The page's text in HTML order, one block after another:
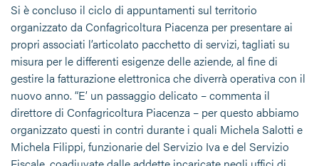
Si è concluso il ciclo di appuntamenti sul territorio
organizzato da Confagricoltura Piacenza per presentare ai
propri associati l’articolato pacchetto di servizi, tagliati su
misura per le differenti esigenze delle aziende, al fine di
gestire la fatturazione elettronica che diverrà operativa con il
nuovo anno. “E’ un passaggio delicato – commenta il
direttore di Confagricoltura Piacenza – per questo abbiamo
organizzato questi in contri durante i quali Michela Salotti e
Michela Filippi, funzionarie del Servizio Iva e del Servizio